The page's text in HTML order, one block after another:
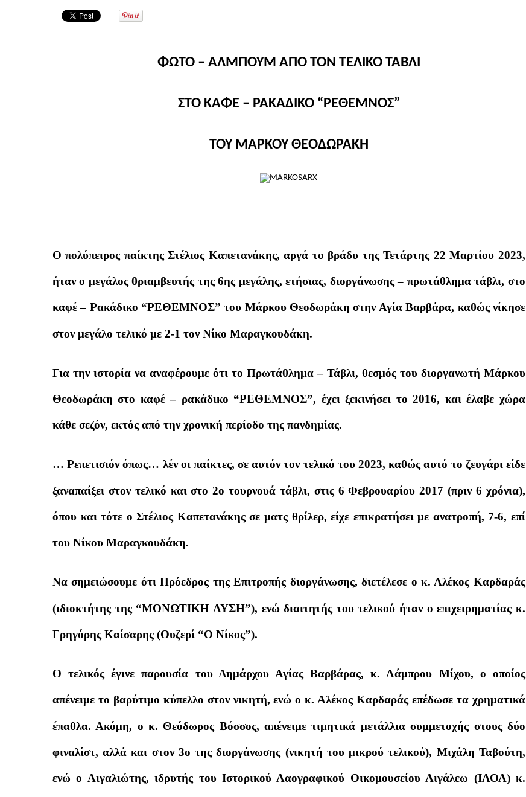
ΦΩΤΟ – ΑΛΜΠΟΥΜ ΑΠΟ ΤΟΝ ΤΕΛΙΚΟ ΤΑΒΛΙ
ΣΤΟ ΚΑΦΕ – ΡΑΚΑΔΙΚΟ “ΡΕΘΕΜΝΟΣ”
ΤΟΥ ΜΑΡΚΟΥ ΘΕΟΔΩΡΑΚΗ
Ο πολύπειρος παίκτης Στέλιος Καπετανάκης, αργά το βράδυ της Τετάρτης 22 Μαρτίου 2023,
ήταν ο μεγάλος θριαμβευτής της 6ης μεγάλης, ετήσιας, διοργάνωσης – πρωτάθλημα τάβλι, στο
καφέ – Ρακάδικο “ΡΕΘΕΜΝΟΣ” του Μάρκου Θεοδωράκη στην Αγία Βαρβάρα, καθώς νίκησε
στον μεγάλο τελικό με 2-1 τον Νίκο Μαραγκουδάκη.
Για την ιστορία να αναφέρουμε ότι το Πρωτάθλημα – Τάβλι, θεσμός του διοργανωτή Μάρκου
Θεοδωράκη στο καφέ – ρακάδικο “ΡΕΘΕΜΝΟΣ”, έχει ξεκινήσει το 2016, και έλαβε χώρα
κάθε σεζόν, εκτός από την χρονική περίοδο της πανδημίας.
… Ρεπετισιόν όπως… λέν οι παίκτες, σε αυτόν τον τελικό του 2023, καθώς αυτό το ζευγάρι είδε
ξαναπαίξει στον τελικό και στο 2ο τουρνουά τάβλι, στις 6 Φεβρουαρίου 2017 (πριν 6 χρόνια),
όπου και τότε ο Στέλιος Καπετανάκης σε ματς θρίλερ, είχε επικρατήσει με ανατροπή, 7-6, επί
του Νίκου Μαραγκουδάκη.
Να σημειώσουμε ότι Πρόεδρος της Επιτροπής διοργάνωσης, διετέλεσε ο κ. Αλέκος Καρδαράς
(ιδιοκτήτης της “ΜΟΝΩΤΙΚΗ ΛΥΣΗ”), ενώ διαιτητής του τελικού ήταν ο επιχειρηματίας κ.
Γρηγόρης Καίσαρης (Ουζερί “Ο Νίκος”).
Ο τελικός έγινε παρουσία του Δημάρχου Αγίας Βαρβάρας, κ. Λάμπρου Μίχου, ο οποίος
απένειμε το βαρύτιμο κύπελλο στον νικητή, ενώ ο κ. Αλέκος Καρδαράς επέδωσε τα χρηματικά
έπαθλα. Ακόμη, ο κ. Θεόδωρος Βόσσος, απένειμε τιμητικά μετάλλια συμμετοχής στους δύο
φιναλίστ, αλλά και στον 3ο της διοργάνωσης (νικητή του μικρού τελικού), Μιχάλη Ταβούτη,
ενώ ο Αιγαλιώτης, ιδρυτής του Ιστορικού Λαογραφικού Οικομουσείου Αιγάλεω (ΙΛΟΑ) κ.